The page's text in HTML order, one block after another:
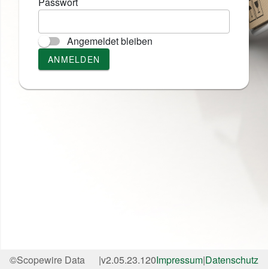
Angemeldet bleiben
ANMELDEN
©Scopewire Data
|v2.05.23.120Impressum|Datenschutz